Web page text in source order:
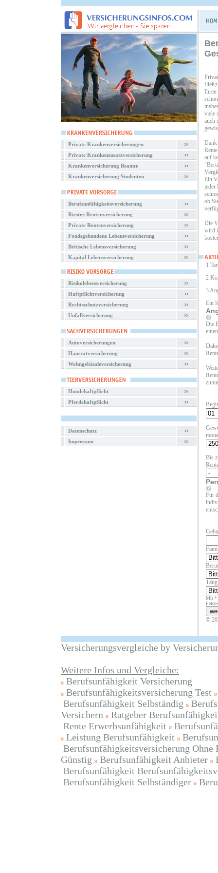
Private Krankenversicherungen
Private Krankenzusatzversicherung
Krankenversicherung Beamte
Krankenversicherung Studenten
Berufsunfähigkeitsversicherung
Riester Rentenversicherung
Private Rentenversicherung
Fondsgebundene Lebensversicherung
Britische Lebensversicherung
Kapital Lebensversicherung
Risikolebensversicherung
Haftpflichtversicherung
Rechtsschutzversicherung
Unfallversicherung
Autoversicherungen
Hausratversicherung
Wohngebäudeversicherung
Hundehaftpflicht
Pferdehaftpflicht
Datenschutz
Impressum
fließ;t
Ihren
viele
auch
Dank
auf
Ein
jeder
ob
Die
wird
1
2
3
Ein
Die
Bis
Für
Mit *
©
Versicherungsvergleiche by
Weitere Infos und Vergleiche:
Berufsunfähigkeit Versicherung
Berufsunfähigkeitsversicherung Test
Berufsunfähigkeit Selbständig
Versichern
Ratgeber
Rente Erwerbsunfähigkeit
Leistung Berufsunfähigkeit
Berufsunfähigkeitsversicherung Ohne
Günstig
Berufsunfähigkeit Anbieter
Berufsunfähigkeit
Berufsunfähigkeit Selbständiger